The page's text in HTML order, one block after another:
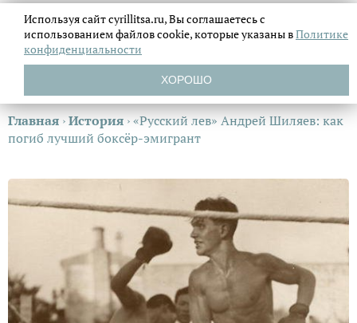
Главная ›История ›«Русский лев» Андрей Шиляев: как
погиб лучший боксёр-эмигрант
Используя сайт cyrillitsa.ru, Вы соглашаетесь с
использованием файловcookie, которые указаны вПолитике
конфиденциальности
ХОРОШО